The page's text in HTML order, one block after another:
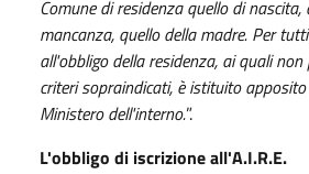
Comune di residenza quello di nascita,
mancanza, quello della madre. Per
all'obbligo della residenza, ai quali
criteri sopraindicati, è istituito
Ministero dell'interno.”.
L'obbligo di iscrizione all'A.I.R.E.